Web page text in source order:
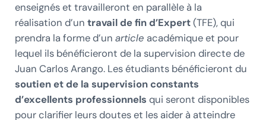
enseignés et travailleront en parallèle à la
réalisation d’un travail de fin d’Expert(TFE), qui
prendra la forme d’un article académique et pour
lequel ils bénéficieront de la supervision directe de
Juan Carlos Arango. Les étudiants bénéficieront du
soutien et de la supervision constants
d’excellents professionnels qui seront disponibles
pour clarifier leurs doutes et les aider à atteindre